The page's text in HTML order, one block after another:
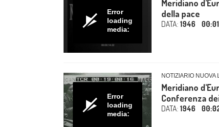
Error
loading
media:
Meridiano
della pace
DATA: 1946
Error
loading
media:
NOTIZIARIO NUOVA
Meridiano
Conferenza
DATA: 1946